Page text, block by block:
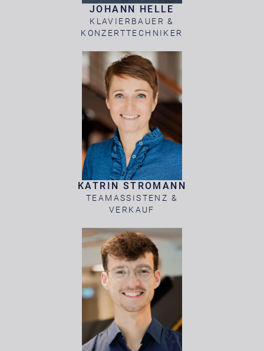
JOHANN HELLE
KLAVIERBAUER &
KONZERTTECHNIKER
KATRIN STROMANN
TEAMASSISTENZ &
VERKAUF